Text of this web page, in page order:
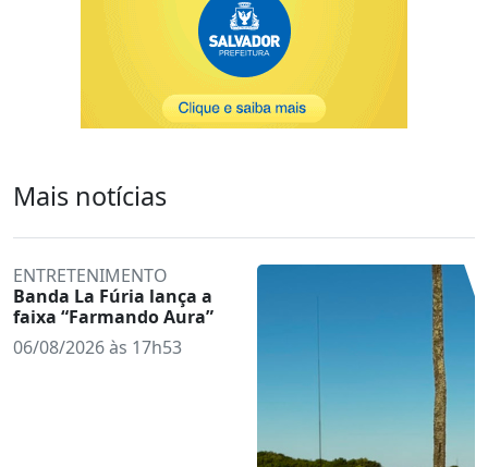
Mais notícias
ENTRETENIMENTO
Banda La Fúria lança a
faixa “Farmando Aura”
06/08/2026 às 17h53